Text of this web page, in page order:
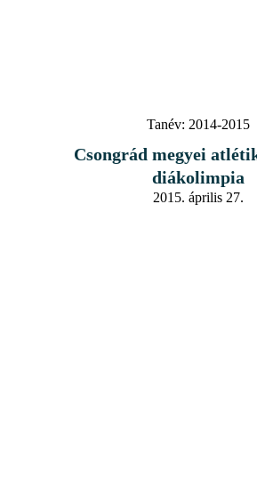
Tanév: 2014-2015
Csongrád megyei
diákolimpia
2015. április 27.